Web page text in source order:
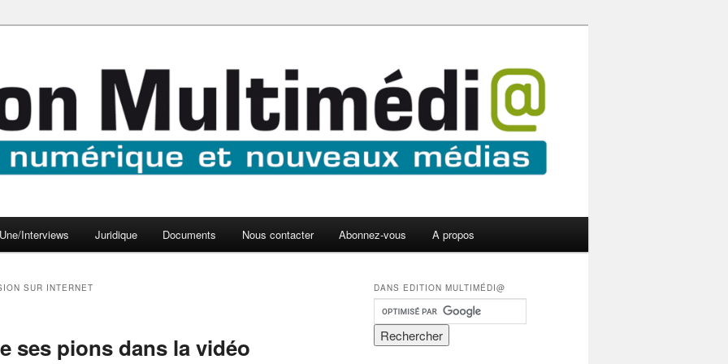
Une/Interviews Juridique Documents Nous contacter Abonnez-vous A propos
SUR INTERNET
ses pions dans la vidéo
DANS EDITION MULTIMÉDI@